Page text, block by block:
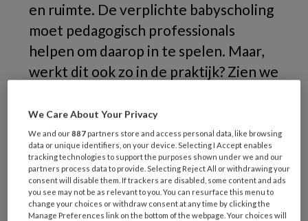
en ruimte. De verplichte babyscholing
moet pedagogisch professionals
helpen om daarop in te spelen. Maar,
werkt dit ook zo in de praktijk? Zien we
baby's, of is die training er vooral voor
de vorm?
We Care About Your Privacy
We and our887 partners store and access personal data, like browsing
data or unique identifiers, on your device. Selecting I Accept enables
tracking technologies to support the purposes shown under we and our
partners process data to provide. Selecting Reject All or withdrawing your
consent will disable them. If trackers are disabled, some content and ads
you see may not be as relevant to you. You can resurface this menu to
change your choices or withdraw consent at any time by clicking the
Manage Preferences link on the bottom of the webpage. Your choices will